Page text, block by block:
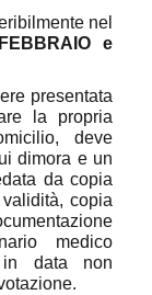
nel
e
presentata
la propria
deve
dimora e un
da copia
copia
medico
in data non